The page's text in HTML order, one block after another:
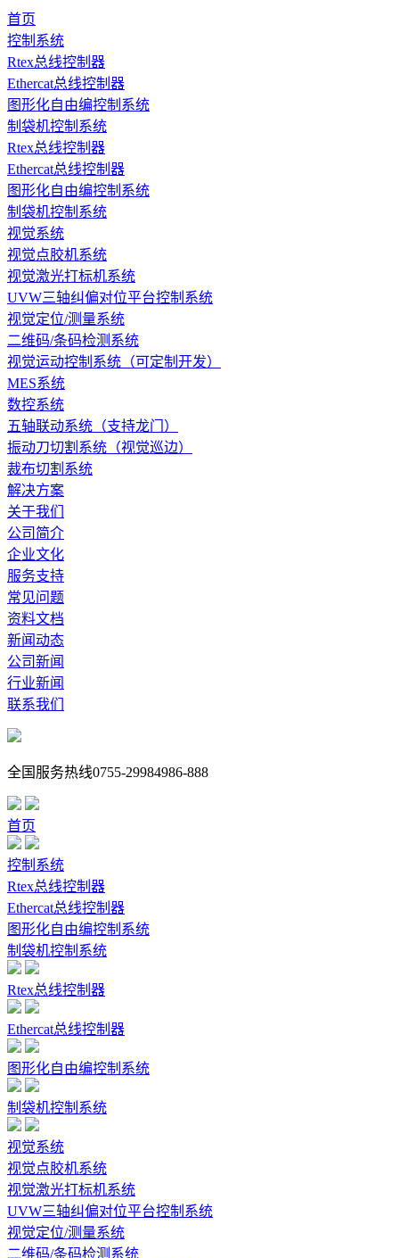
首页
控制系统
Rtex总线控制器
Ethercat总线控制器
图形化自由编控制系统
制袋机控制系统
Rtex总线控制器
Ethercat总线控制器
图形化自由编控制系统
制袋机控制系统
视觉系统
视觉点胶机系统
视觉激光打标机系统
UVW三轴纠偏对位平台控制系统
视觉定位/测量系统
二维码/条码检测系统
视觉运动控制系统（可定制开发）
MES系统
数控系统
五轴联动系统（支持龙门）
振动刀切割系统（视觉巡边）
裁布切割系统
解决方案
关于我们
公司简介
企业文化
服务支持
常见问题
资料文档
新闻动态
公司新闻
行业新闻
联系我们
全国服务热线0755-29984986-888
首页
控制系统
Rtex总线控制器
Ethercat总线控制器
图形化自由编控制系统
制袋机控制系统
Rtex总线控制器
Ethercat总线控制器
图形化自由编控制系统
制袋机控制系统
视觉系统
视觉点胶机系统
视觉激光打标机系统
UVW三轴纠偏对位平台控制系统
视觉定位/测量系统
二维码/条码检测系统